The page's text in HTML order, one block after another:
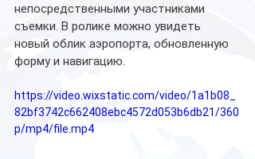
непосредственными участниками
съемки. В ролике можно увидеть
новый облик аэропорта, обновленную
форму и навигацию.
https://video.wixstatic.com/video/1a1b08_
82bf3742c662408ebc4572d053b6db21/360
p/mp4/file.mp4